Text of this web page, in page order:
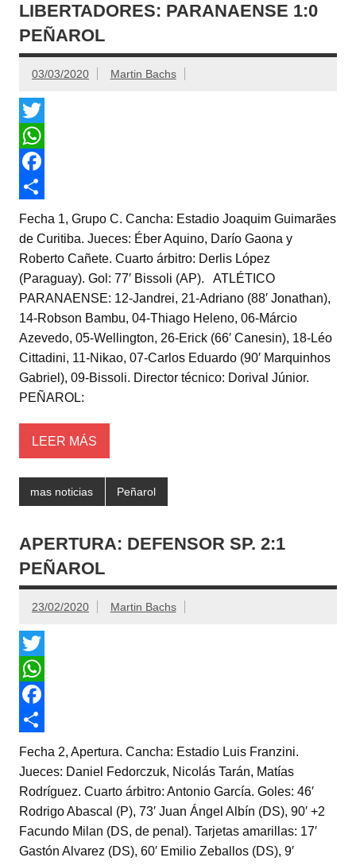
LIBERTADORES: PARANAENSE 1:0
PEÑAROL
03/03/2020 Martin Bachs
T
w
t
t
e
r
W
h
a
t
s
A
p
p
F
a
c
e
b
o
o
k
C
o
m
p
a
r
t
i
Fecha 1, Grupo C. Cancha: Estadio Joaquim Guimarães
de Curitiba. Jueces: Éber Aquino, Darío Gaona y
Roberto Cañete. Cuarto árbitro: Derlis López
(Paraguay). Gol: 77′ Bissoli (AP). ATLÉTICO
PARANAENSE: 12-Jandrei, 21-Adriano (88′ Jonathan),
14-Robson Bambu, 04-Thiago Heleno, 06-Márcio
Azevedo, 05-Wellington, 26-Erick (66′ Canesin), 18-Léo
Cittadini, 11-Nikao, 07-Carlos Eduardo (90′ Marquinhos
Gabriel), 09-Bissoli. Director técnico: Dorival Júnior.
PEÑAROL:
LEER MÁS
mas noticias Peñarol
APERTURA: DEFENSOR SP. 2:1
PEÑAROL
23/02/2020 Martin Bachs
T
w
t
t
e
W
h
a
t
s
p
F
a
c
e
o
C
o
m
a
Fecha 2, Apertura. Cancha: Estadio Luis Franzini.
Jueces: Daniel Fedorczuk, Nicolás Tarán, Matías
Rodríguez. Cuarto árbitro: Antonio García. Goles: 46′
Rodrigo Abascal (P), 73′ Juan Ángel Albín (DS), 90′ +2
Facundo Milan (DS, de penal). Tarjetas amarillas: 17′
Gastón Alvarez (DS), 60′ Emilio Zeballos (DS), 9′